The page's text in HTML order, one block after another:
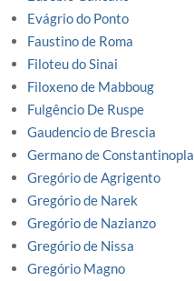
Evágrio do Ponto
Faustino de Roma
Filoteu do Sinai
Filoxeno de Mabboug
Fulgêncio De Ruspe
Gaudencio de Brescia
Germano de Constantinopla
Gregório de Agrigento
Gregório de Narek
Gregório de Nazianzo
Gregório de Nissa
Gregório Magno